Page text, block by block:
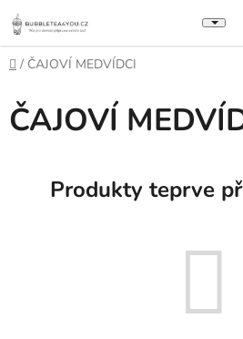
Přejít
na
obsah
Domů
/ ČAJOVÍ MEDVÍDCI
ČAJOVÍ
Produkty teprve